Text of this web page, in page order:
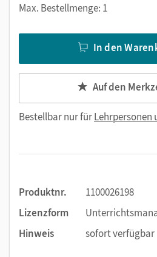
Max. Bestellmenge: 1
In den
Auf den
Bestellbar nur fürLehrpersonen
Produktnr.
1100026198
Lizenzform
Hinweis
sofort verfügbar